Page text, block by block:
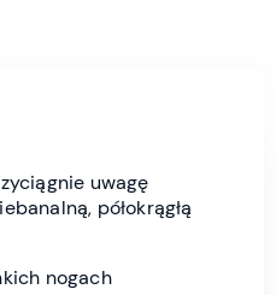
uwagę
półokrągłą
nogach